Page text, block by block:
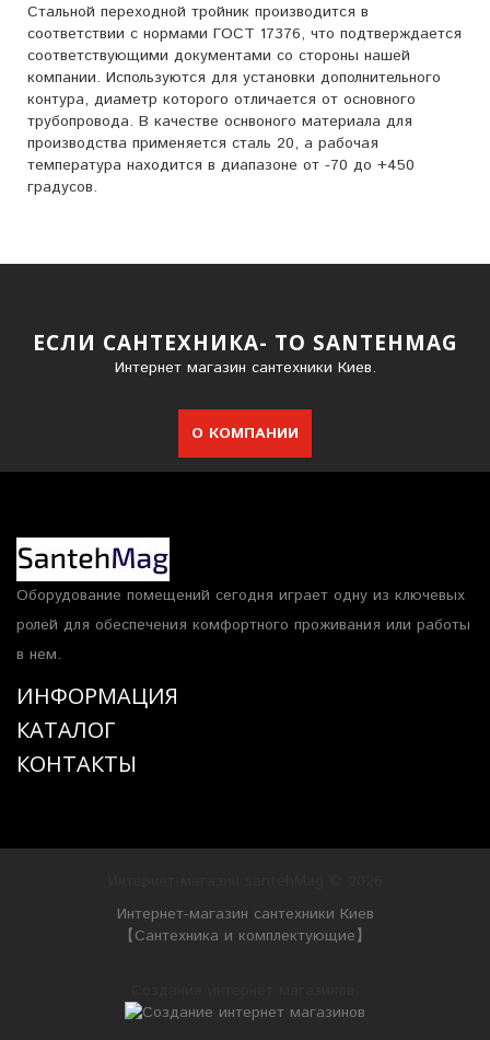
Стальной переходной тройник производится в
соответствии с нормами ГОСТ 17376, что подтверждается
соответствующими документами со стороны нашей
компании. Используются для установки дополнительного
контура, диаметр которого отличается от основного
трубопровода. В качестве оснвоного материала для
производства применяется сталь 20, а рабочая
температура находится в диапазоне от -70 до +450
градусов.
ЕСЛИ САНТЕХНИКА- ТО SANTEHMAG
Интернет магазин сантехники Киев.
О КОМПАНИИ
Оборудование помещений сегодня играет одну из ключевых
ролей для обеспечения комфортного проживания или работы
в нем.
ИНФОРМАЦИЯ
КАТАЛОГ
КОНТАКТЫ
Интернет-магазин сантехники Киев
【Сантехника и комплектующие】